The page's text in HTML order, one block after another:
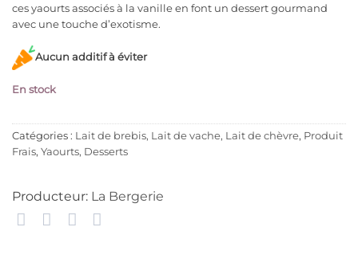
ces yaourts associés à la vanille en font un dessert gourmand
avec une touche d’exotisme.
Aucun additif à éviter
En stock
Catégories : Lait de brebis, Lait de vache, Lait de chèvre, Produit
Frais, Yaourts, Desserts
Producteur: La Bergerie